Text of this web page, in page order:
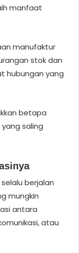
manfaat
manufaktur
stok dan
hubungan yang
betapa
saling
berjalan
mungkin
antara
atau